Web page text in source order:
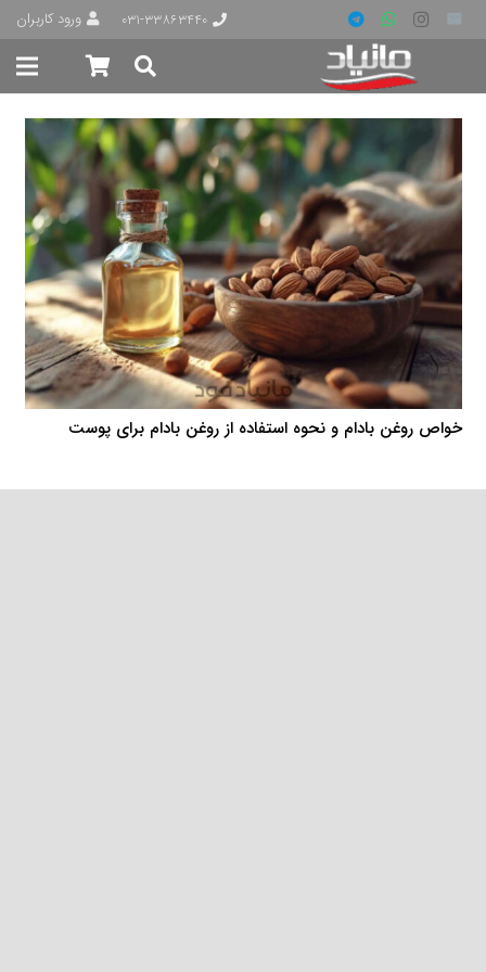
۰۳۱-۳۳۸۶۳۴۴۰ ورود کاربران
خواص روغن بادام و نحوه استفاده از روغن بادام برای پوست